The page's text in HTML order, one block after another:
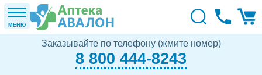
МЕНЮ
Заказывайте по телефону (жмите номер)
8 800 444-8243